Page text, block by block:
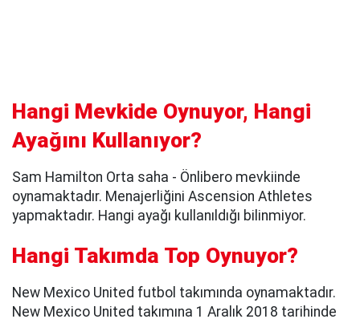
Hangi Mevkide Oynuyor, Hangi
Ayağını Kullanıyor?
Sam Hamilton Orta saha - Önlibero mevkiinde
oynamaktadır. Menajerliğini Ascension Athletes
yapmaktadır. Hangi ayağı kullanıldığı bilinmiyor.
Hangi Takımda Top Oynuyor?
New Mexico United futbol takımında oynamaktadır.
New Mexico United takımına 1 Aralık 2018 tarihinde